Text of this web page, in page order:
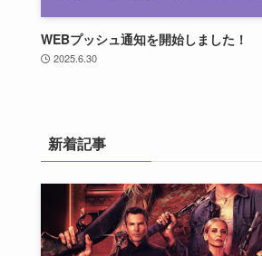
WEBプッシュ通知を開始しました！
2025.6.30
新着記事